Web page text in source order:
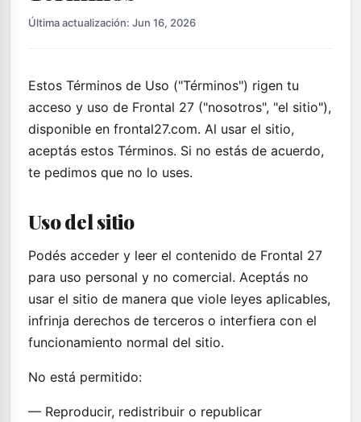
Última actualización: Jun 16, 2026
Estos Términos de Uso ("Términos") rigen tu
acceso y uso de Frontal 27 ("nosotros", "el sitio"),
disponible en frontal27.com. Al usar el sitio,
aceptás estos Términos. Si no estás de acuerdo,
te pedimos que no lo uses.
Uso del sitio
Podés acceder y leer el contenido de Frontal 27
para uso personal y no comercial. Aceptás no
usar el sitio de manera que viole leyes aplicables,
infrinja derechos de terceros o interfiera con el
funcionamiento normal del sitio.
No está permitido:
— Reproducir, redistribuir o republicar